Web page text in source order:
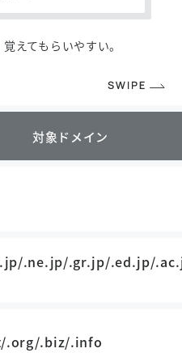
えてもらいやすい。
対象ドメイン
.ne.jp/.gr.jp/.ed.jp/
.org/.biz/.info